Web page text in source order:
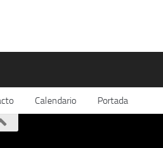
Calendario Portada